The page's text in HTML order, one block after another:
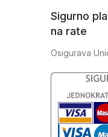
Sigurno
na rate
Osigurava